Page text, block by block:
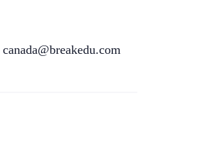
canada@breakedu.com